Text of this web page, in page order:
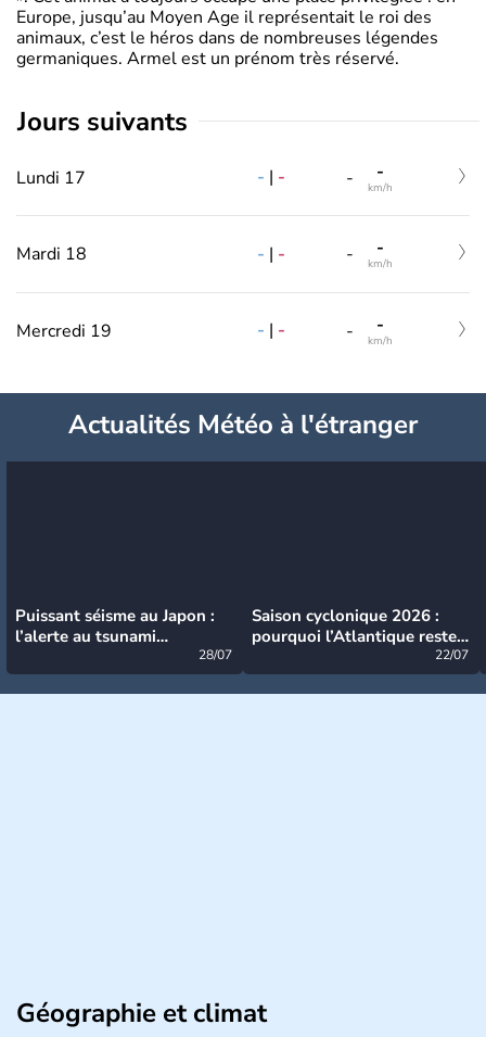
Europe, jusqu’au Moyen Age il représentait le roi des
animaux, c’est le héros dans de nombreuses légendes
germaniques. Armel est un prénom très réservé.
jours suivants
Lundi 17 - | - - -
km/h
Mardi 18 - | - - -
km/h
Mercredi 19 - | - - -
km/h
Actualités Météo à l'étranger
Puissant séisme au Japon :
l’alerte au tsunami
28/07
Saison cyclonique 2026 :
pourquoi l’Atlantique reste
22/07
Géographie et climat